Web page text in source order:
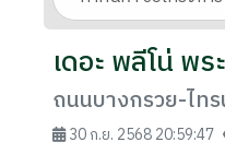
เดอะ พลีโน่ พ
ถนนบางกรวย-ไท
30 ก.ย. 2568 20:59:47